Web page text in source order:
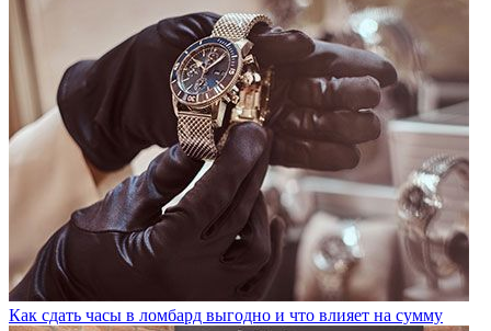
Как сдать часы в ломбард выгодно и что влияет на сумму